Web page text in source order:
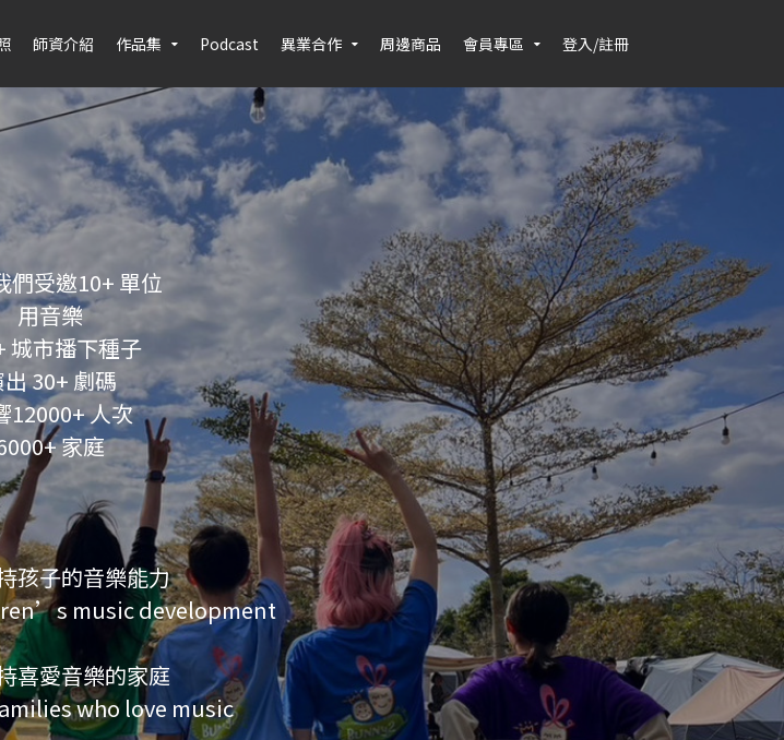
師資介紹 作品集 Podcast 異業合作 周邊商品 會員專區 登入/註冊
們受邀10+ 單位
用音樂
城市播下種子
30+ 劇碼
12000+ 人次
家庭
孩子的音樂能力
music development
喜愛音樂的家庭
who love music